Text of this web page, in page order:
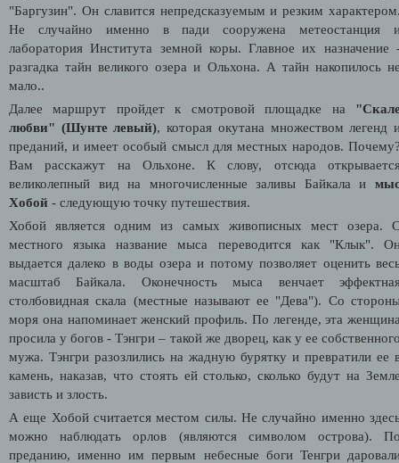
"Баргузин". Он славится непредсказуемым и резким
Не случайно именно в пади сооружена метеостанция
лаборатория Института земной коры. Главное их назначение
разгадка тайн великого озера и Ольхона. А тайн накопилось
мало..
Далее маршрут пройдет к смотровой площадке на
любви" (Шунте левый), которая окутана множеством легенд
преданий, и имеет особый смысл для местных народов.
Вам расскажут на Ольхоне. К слову, отсюда
великолепный вид на многочисленные заливы Байкала и
Хобой - следующую точку путешествия.
Хобой является одним из самых живописных мест озера.
местного языка название мыса переводится как "Клык".
выдается далеко в воды озера и потому позволяет оценить
масштаб Байкала. Оконечность мыса венчает
столбовидная скала (местные называют ее "Дева"). Со
моря она напоминает женский профиль. По легенде, эта
просила у богов - Тэнгри – такой же дворец, как у ее
мужа. Тэнгри разозлились на жадную бурятку и превратили ее
камень, наказав, что стоять ей столько, сколько будут на
зависть и злость.
А еще Хобой считается местом силы. Не случайно именно
можно наблюдать орлов (являются символом острова).
преданию, именно им первым небесные боги Тенгри